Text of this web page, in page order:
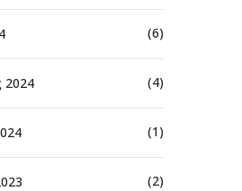
(6)
2024 (4)
(1)
(2)